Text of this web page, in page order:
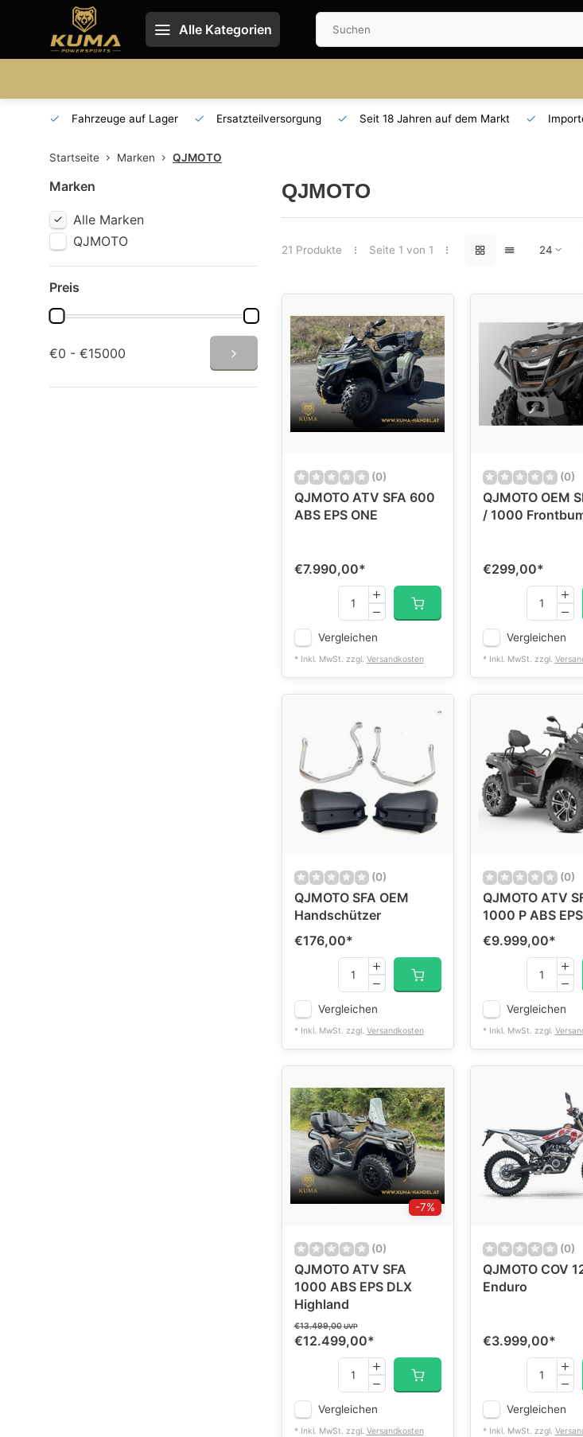
Alle Kategorien
Fahrzeuge auf Lager Ersatzteilversorgung Seit 18 Jahren auf dem Markt
Startseite Marken QJMOTO
Marken
Alle Marken
QJMOTO
Preis
€0 - €15000
QJMOTO
21 Produkte Seite 1 von 1
(0)
QJMOTO ATV SFA 600
ABS EPS ONE
€7.990,00*
Vergleichen
* Inkl. MwSt. zzgl. Versandkosten
(0)
QJMOTO OEM
/ 1000
€299,00*
Vergleichen
* Inkl. MwSt. zzgl.
(0)
QJMOTO SFA OEM
Handschützer
€176,00*
Vergleichen
* Inkl. MwSt. zzgl. Versandkosten
(0)
QJMOTO ATV
1000 P ABS
€9.999,00*
Vergleichen
* Inkl. MwSt. zzgl.
-7%
(0)
QJMOTO ATV SFA
1000 ABS EPS DLX
Highland
€13.499,00UVP
€12.499,00*
Vergleichen
* Inkl. MwSt. zzgl. Versandkosten
(0)
QJMOTO COV
Enduro
€3.999,00*
Vergleichen
* Inkl. MwSt. zzgl.